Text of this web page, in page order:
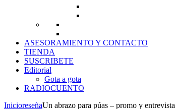
ASESORAMIENTO Y CONTACTO
TIENDA
SUSCRIBETE
Editorial
Gota a gota
RADIOCUENTO
InicioreseñaUn abrazo para púas – promo y entrevista